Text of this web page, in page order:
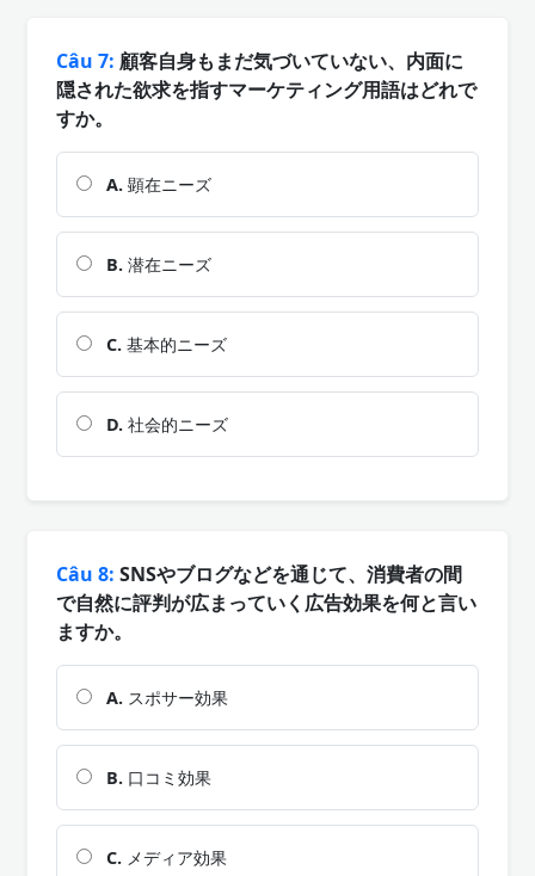
Câu 7: 顧客自身もまだ気づいていない、内面に
隠された欲求を指すマーケティング用語はどれで
すか。
A. 顕在ニーズ
B. 潜在ニーズ
C. 基本的ニーズ
D. 社会的ニーズ
Câu 8: SNSやブログなどを通じて、消費者の間
で自然に評判が広まっていく広告効果を何と言い
ますか。
A. スポサー効果
B. 口コミ効果
C. メディア効果